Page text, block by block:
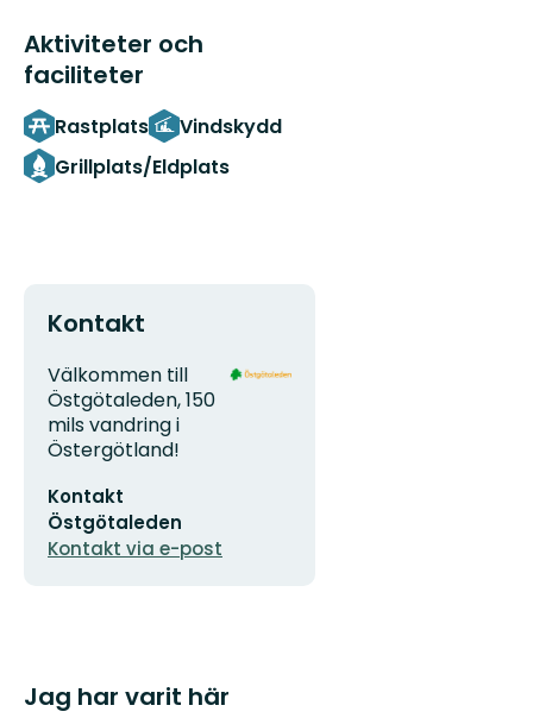
Aktiviteter och
faciliteter
Rastplats
Vindskydd
Grillplats/Eldplats
Kontakt
Adress
Välkommen till
Östgötaleden, 150
mils vandring i
Östergötland!
postadress
Kontakt
Östgötaleden
Kontakt via e-post
Organisationens
Jag har varit här